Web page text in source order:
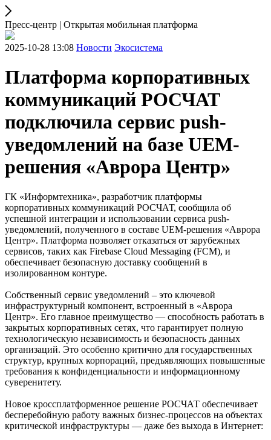
Пресс-центр | Открытая мобильная платформа
2025-10-28 13:08 Новости Экосистема
Платформа корпоративных
коммуникаций РОСЧАТ
подключила сервис push-
уведомлений на базе UEM-
решения «Аврора Центр»
ГК «Информтехника», разработчик платформы
корпоративных коммуникаций РОСЧАТ, сообщила об
успешной интеграции и использовании сервиса push-
уведомлений, полученного в составе UEM-решения «Аврора
Центр». Платформа позволяет отказаться от зарубежных
сервисов, таких как Firebase Cloud Messaging (FCM), и
обеспечивает безопасную доставку сообщений в
изолированном контуре.
Собственный сервис уведомлений – это ключевой
инфраструктурный компонент, встроенный в «Аврора
Центр». Его главное преимущество — способность работать в
закрытых корпоративных сетях, что гарантирует полную
технологическую независимость и безопасность данных
организаций. Это особенно критично для государственных
структур, крупных корпораций, предъявляющих повышенные
требования к конфиденциальности и информационному
суверенитету.
Новое кроссплатформенное решение РОСЧАТ обеспечивает
бесперебойную работу важных бизнес-процессов на объектах
критической инфраструктуры — даже без выхода в Интернет: